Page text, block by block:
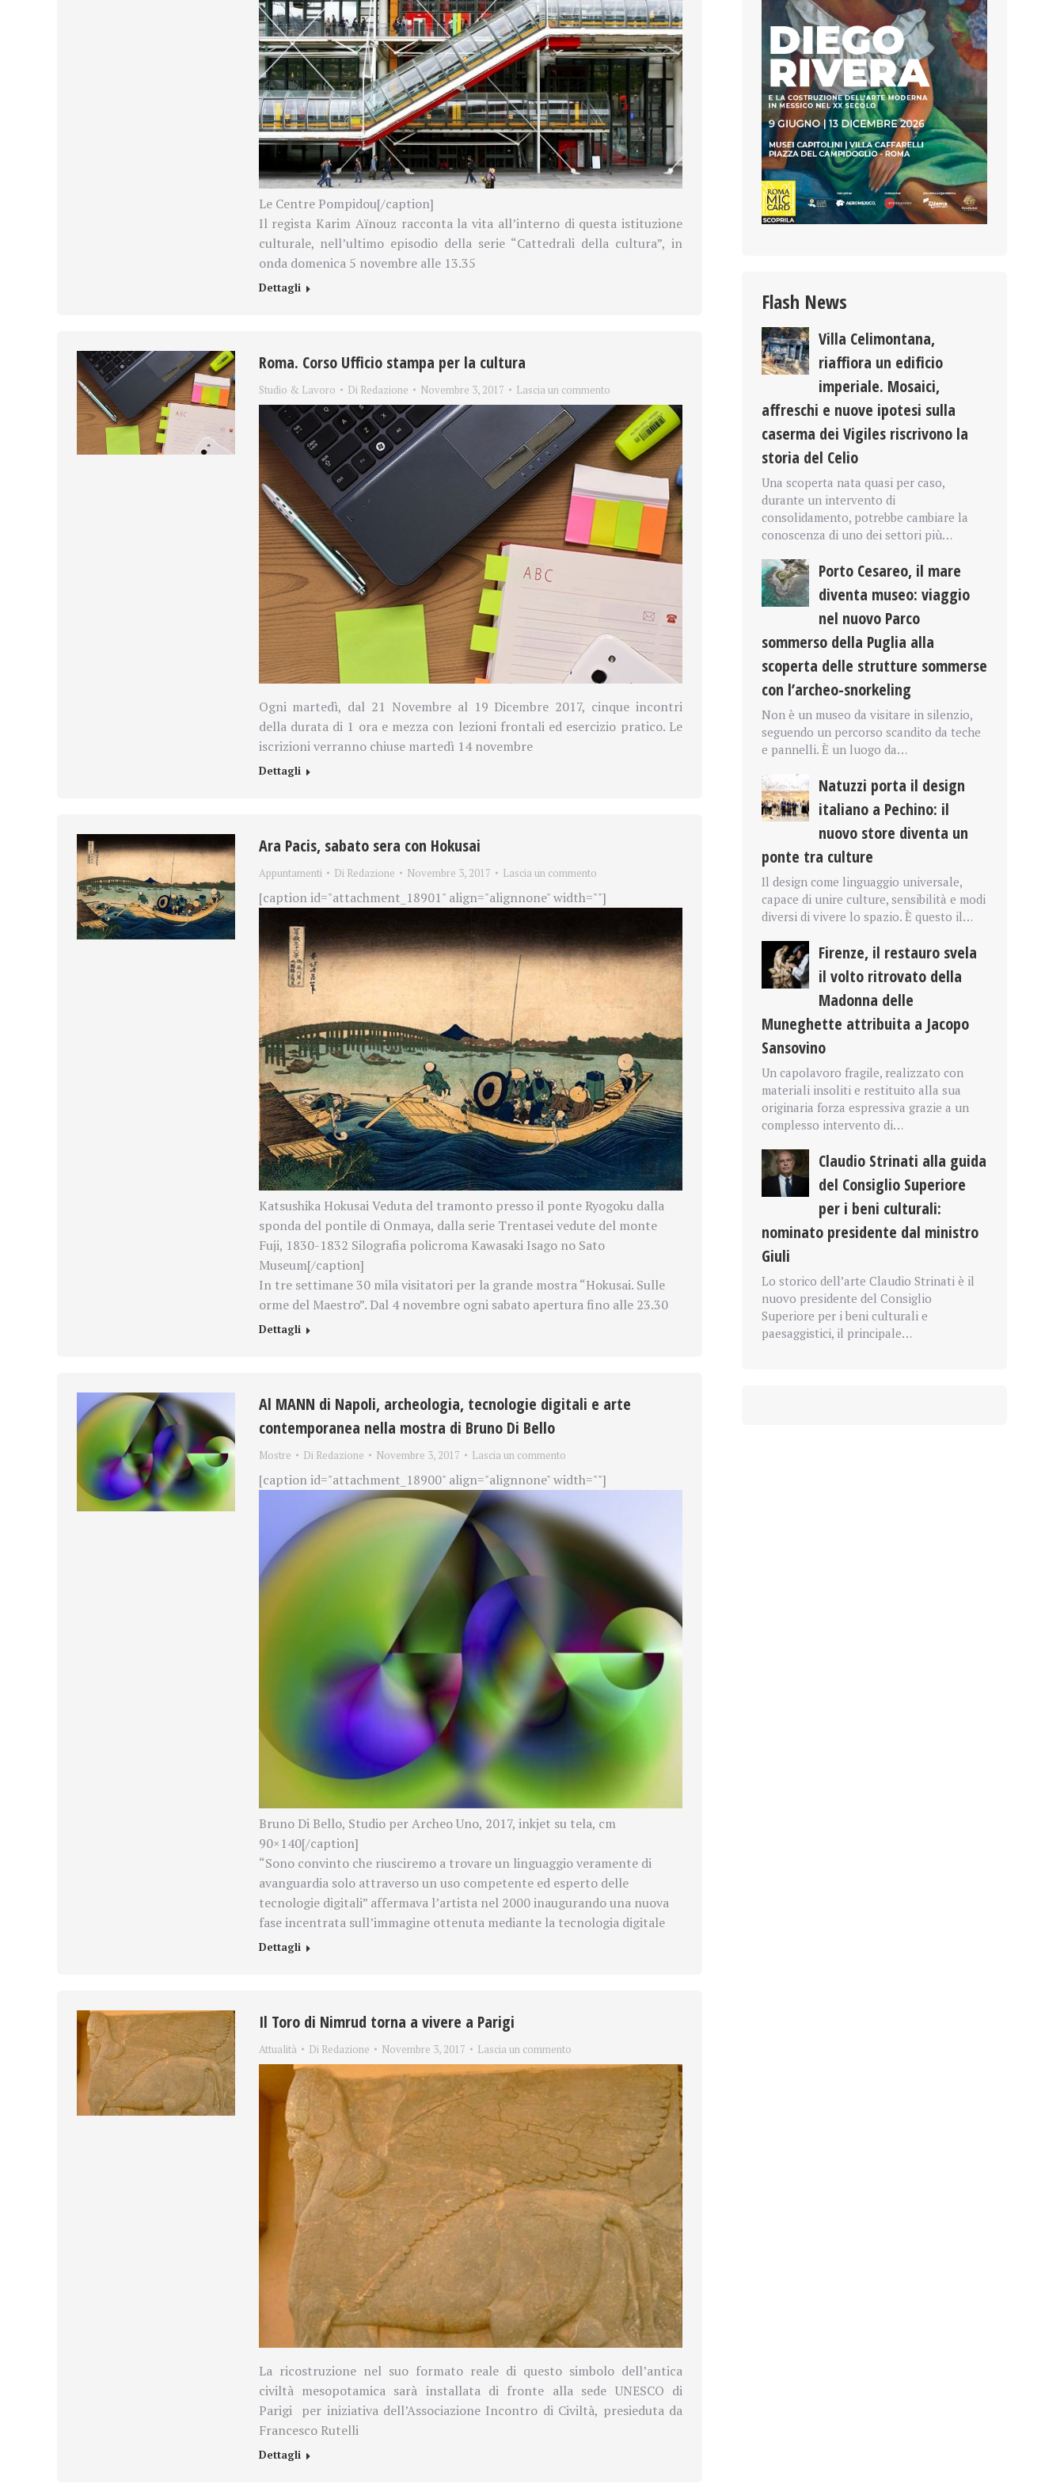
Le Centre Pompidou[/caption]
Il regista Karim Aïnouz racconta la vita all’interno di questa istituzione
culturale, nell’ultimo episodio della serie “Cattedrali della cultura”, in
onda domenica 5 novembre alle 13.35
Dettagli
Roma. Corso Ufficio stampa per la cultura
Studio & Lavoro Di Redazione Novembre 3, 2017 Lascia un commento
Ogni martedì, dal 21 Novembre al 19 Dicembre 2017, cinque incontri
della durata di 1 ora e mezza con lezioni frontali ed esercizio pratico. Le
iscrizioni verranno chiuse martedì 14 novembre
Dettagli
Ara Pacis, sabato sera con Hokusai
Appuntamenti Di Redazione Novembre 3, 2017 Lascia un commento
[caption id="attachment_18901" align="alignnone" width=""]
Katsushika Hokusai Veduta del tramonto presso il ponte Ryogoku dalla
sponda del pontile di Onmaya, dalla serie Trentasei vedute del monte
Fuji, 1830-1832 Silografia policroma Kawasaki Isago no Sato
Museum[/caption]
In tre settimane 30 mila visitatori per la grande mostra “Hokusai. Sulle
orme del Maestro”. Dal 4 novembre ogni sabato apertura fino alle 23.30
Dettagli
Al MANN di Napoli, archeologia, tecnologie digitali e arte
contemporanea nella mostra di Bruno Di Bello
Mostre Di Redazione Novembre 3, 2017 Lascia un commento
[caption id="attachment_18900" align="alignnone" width=""]
Bruno Di Bello, Studio per Archeo Uno, 2017, inkjet su tela, cm
90×140[/caption]
“Sono convinto che riusciremo a trovare un linguaggio veramente di
avanguardia solo attraverso un uso competente ed esperto delle
tecnologie digitali” affermava l’artista nel 2000 inaugurandouna nuova
fase incentrata sull’immagine ottenuta mediante la tecnologia digitale
Dettagli
Il Toro di Nimrud torna a vivere a Parigi
Attualità Di Redazione Novembre 3, 2017 Lascia un commento
La ricostruzione nel suo formato reale di questo simbolo dell’antica
civiltà mesopotamica sarà installata di fronte alla sede UNESCO di
Parigi per iniziativa dell’Associazione Incontro di Civiltà, presieduta da
Francesco Rutelli
Dettagli
Flash News
Villa Celimontana,
riaffiora un edificio
imperiale. Mosaici,
affreschi e nuove ipotesi sulla
caserma dei Vigiles riscrivono la
storia del Celio
Una scoperta nata quasi per caso,
durante un intervento di
consolidamento, potrebbe cambiare la
conoscenza di uno dei settori più…
Porto Cesareo, il mare
diventa museo: viaggio
nel nuovo Parco
sommerso della Puglia alla
scoperta delle strutture sommerse
con l’archeo-snorkeling
Non è un museo da visitare in silenzio,
seguendo un percorso scandito da teche
e pannelli. È un luogo da…
Natuzzi porta il design
italiano a Pechino: il
nuovo store diventa un
ponte tra culture
Il design come linguaggio universale,
capace di unire culture, sensibilità e modi
diversi di vivere lo spazio. È questo il…
Firenze, il restauro svela
il volto ritrovato della
Madonna delle
Muneghette attribuita a Jacopo
Sansovino
Un capolavoro fragile, realizzato con
materiali insoliti e restituito alla sua
originaria forza espressiva grazie a un
complesso intervento di…
Claudio Strinati alla guida
del Consiglio Superiore
per i beni culturali:
nominato presidente dal ministro
Giuli
Lo storico dell’arte Claudio Strinati è il
nuovo presidente del Consiglio
Superiore per i beni culturali e
paesaggistici, il principale…